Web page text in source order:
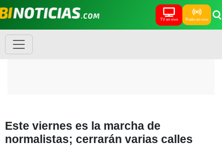
TV en vivo Radio en vivo
Este viernes es la marcha de
normalistas; cerrarán varias calles